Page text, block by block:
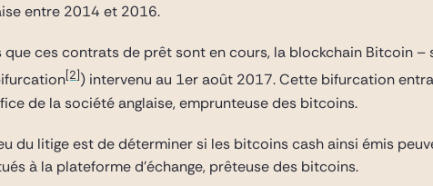
entre 2014 et 2016.
que ces contrats de prêt sont en cours, la blockchain Bitcoin
[2]) intervenu au 1er août 2017. Cette bifurcation
de la société anglaise, emprunteuse des bitcoins.
du litige est de déterminer si les bitcoins cash ainsi émis
à la plateforme d’échange, prêteuse des bitcoins.